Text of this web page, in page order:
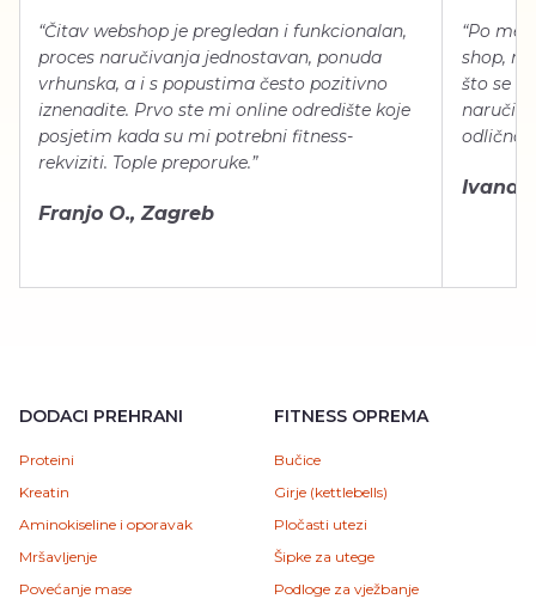
“Čitav webshop je pregledan i funkcionalan,
proces naručivanja jednostavan, ponuda
vrhunska, a i s popustima često pozitivno
iznenadite. Prvo ste mi online odredište koje
posjetim kada su mi potrebni fitness-
rekviziti. Tople preporuke.”
Franjo O., Zagreb
“Po
shop,
što se
naručiti,
odlično
Ivana
DODACI PREHRANI
Proteini
Kreatin
Aminokiseline i oporavak
Mršavljenje
Povećanje mase
FITNESS OPREMA
Bučice
Girje (kettlebells)
Pločasti utezi
Šipke za utege
Podloge za vježbanje